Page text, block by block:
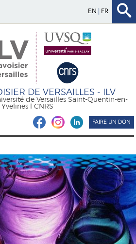
EN FR
DE VERSAILLES - ILV
de Versailles Saint-Quentin-en-
Yvelines l CNRS
FAIRE UN DON